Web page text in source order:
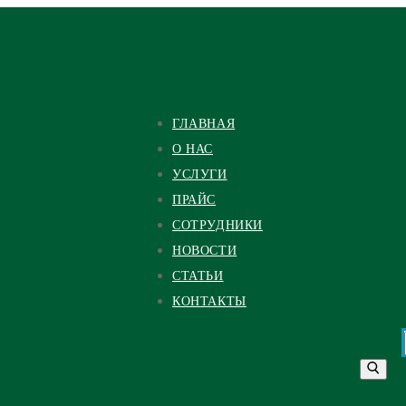
ГЛАВНАЯ
О НАС
УСЛУГИ
ПРАЙС
СОТРУДНИКИ
НОВОСТИ
СТАТЬИ
КОНТАКТЫ